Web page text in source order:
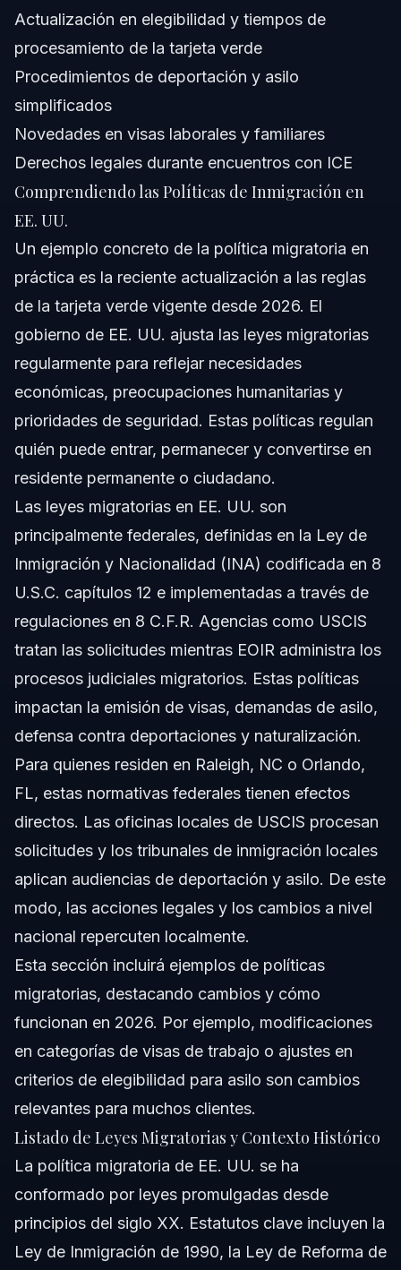
¿Cómo han cambiado las políticas de inmigración en EE.
inmigración actual?
¿Cuánto tardan usualmente las solicitudes de
inmigración en 2026?
familiar en 2026?
Fuentes y Referencias
Actualización en elegibilidad y tiempos de
procesamiento de la tarjeta verde
Procedimientos de deportación y asilo
simplificados
Novedades en visas laborales y familiares
Derechos legales durante encuentros con ICE
Comprendiendo las Políticas de Inmigración en
EE. UU.
Un ejemplo concreto de la política migratoria en
práctica es la reciente actualización a las reglas
de la tarjeta verde vigente desde 2026. El
gobierno de EE. UU. ajusta las leyes migratorias
regularmente para reflejar necesidades
económicas, preocupaciones humanitarias y
prioridades de seguridad. Estas políticas regulan
quién puede entrar, permanecer y convertirse en
residente permanente o ciudadano.
Las leyes migratorias en EE. UU. son
principalmente federales, definidas en la Ley de
Inmigración y Nacionalidad (INA) codificada en 8
U.S.C. capítulos 12 e implementadas a través de
regulaciones en 8 C.F.R. Agencias como USCIS
tratan las solicitudes mientras EOIR administra los
procesos judiciales migratorios. Estas políticas
impactan la emisión de visas, demandas de asilo,
defensa contra deportaciones y naturalización.
Para quienes residen en Raleigh, NC o Orlando,
FL, estas normativas federales tienen efectos
directos. Las oficinas locales de USCIS procesan
solicitudes y los tribunales de inmigración locales
aplican audiencias de deportación y asilo. De este
modo, las acciones legales y los cambios a nivel
nacional repercuten localmente.
Esta sección incluirá ejemplos de políticas
migratorias, destacando cambios y cómo
funcionan en 2026. Por ejemplo, modificaciones
en categorías de visas de trabajo o ajustes en
criterios de elegibilidad para asilo son cambios
relevantes para muchos clientes.
Listado de Leyes Migratorias y Contexto Histórico
La política migratoria de EE. UU. se ha
conformado por leyes promulgadas desde
principios del siglo XX. Estatutos clave incluyen la
Ley de Inmigración de 1990, la Ley de Reforma de